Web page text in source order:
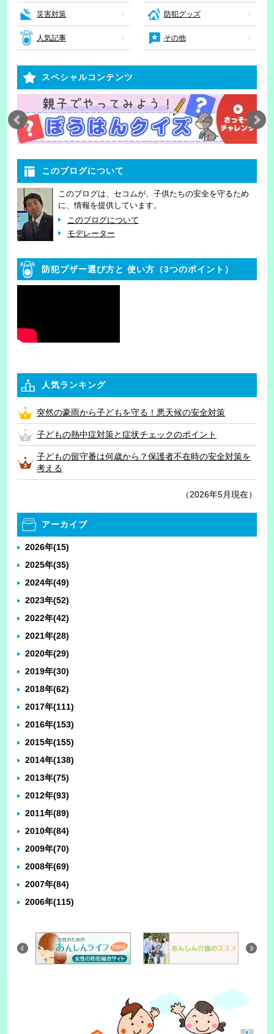
災害対策 防犯グッズ
人気記事 その他
スペシャルコンテンツ
このブログについて
このブログは、セコムが、子供たちの安全を守るため
に、情報を提供しています。
このブログについて
モデレーター
防犯ブザー選び方と 使い方（3つのポイント）
人気ランキング
突然の豪雨から子どもを守る！悪天候の安全対策
子どもの熱中症対策と症状チェックのポイント
子どもの留守番は何歳から？保護者不在時の安全対策を
考える
（2026年5月現在）
アーカイブ
2026年(15)
2025年(35)
2024年(49)
2023年(52)
2022年(42)
2021年(28)
2020年(29)
2019年(30)
2018年(62)
2017年(111)
2016年(153)
2015年(155)
2014年(138)
2013年(75)
2012年(93)
2011年(89)
2010年(84)
2009年(70)
2008年(69)
2007年(84)
2006年(115)